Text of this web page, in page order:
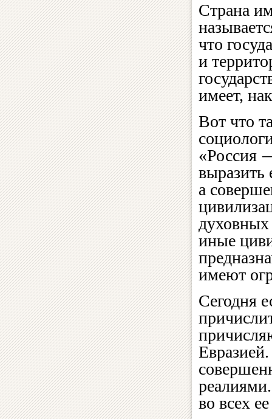
Страна
что
и
имеет,
Вот что
«Россия
выразить
а
иные
имеют
Сегодня
во всех